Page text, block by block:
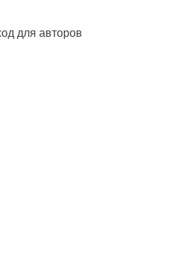
для авторов